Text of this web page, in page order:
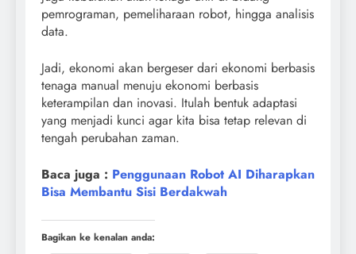
pemrograman, pemeliharaan robot, hingga analisis
data.
Jadi, ekonomi akan bergeser dari ekonomi berbasis
tenaga manual menuju ekonomi berbasis
keterampilan dan inovasi. Itulah bentuk adaptasi
yang menjadi kunci agar kita bisa tetap relevan di
tengah perubahan zaman.
Baca juga : Penggunaan Robot AI Diharapkan
Bisa Membantu Sisi Berdakwah
Bagikan ke kenalan anda: